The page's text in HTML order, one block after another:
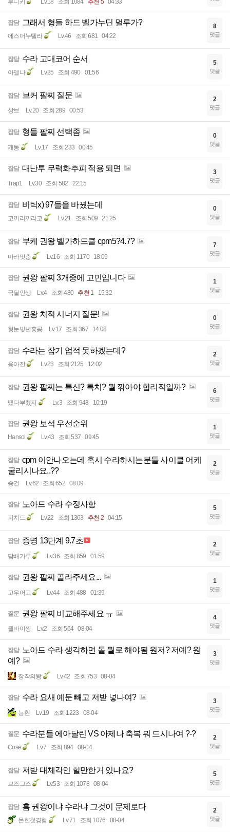
잡담 그래서 형들 하드 벨가누딘 멀루가?
에스더누텔라 Lv.46 조회 681 04:22
8
댓글
잡담 수라 고대코어 순서
아델나 Lv.25 조회 490 01:56
5
댓글
잡담 브커 팔찌 질문
상브 Lv.20 조회 289 00:53
2
댓글
잡담 형들 팔찌 선택좀
캐동 Lv.17 조회 233 00:45
0
댓글
잡담 대난투 무력화추피 적용 되면
Trap1 Lv.30 조회 582 22:15
3
댓글
잡담 비틱x) 97들을 바꿨는데
코끼리끼리코 Lv.21 조회 509 21:25
0
댓글
잡담 부케 권왕 벨가하드클 cpm5?4.7?
마라맛충 Lv.16 조회 1170 18:09
7
댓글
잡담 권왕 팔찌 3개중에 고민입니다
극딜인생 Lv.4 조회 480 추천 1 15:32
1
댓글
잡담 권왕 치적 시너지 질문!
형눈빛넌홍콩 Lv.17 조회 367 14:08
0
댓글
잡담 수라는 잡기 업적 못하겠는데?
응아잔 Lv.23 조회 2125 12:02
2
댓글
잡담 권왕 팔찌는 특신? 특치? 뭘 깎아야 합리적일까?
땠다부쳤지 Lv.3 조회 948 10:19
6
댓글
잡담 권왕 보석 우선순위
Hansol Lv.43 조회 537 09:45
1
댓글
잡담 cpm 이안나오는데 혹시 수라하시는분들 사이클 어케
굴리시나요..??
종건 Lv.62 조회 652 08:09
2
댓글
잡담 노아드 수라 수정사항
피치드 Lv.22 조회 1363 추천 2 04:15
5
댓글
잡담 증명 13단계 9.7초
담배가루 Lv.36 조회 859 01:59
2
댓글
잡담 권왕 팔찌 골라주세요...
고우어고 Lv.44 조회 488 01:39
1
댓글
질문 권왕 팔찌 비교해주세요 ㅠ
뭘바이씽 Lv.2 조회 564 08-04
4
댓글
잡담 노아드 수라 생각하면 돌 뭘로 해야됨 원저? 저예? 원
예?
장작의왕 Lv.42 조회 753 08-04
3
댓글
잡담 수라 요새 예둔 빼고 저받 넣나여?
뇽현 Lv.19 조회 1223 08-04
3
댓글
질문 수라분들 에아달린 VS 아제나 축복 뭐 드시나여 ?-?
Cose Lv.7 조회 894 08-04
2
댓글
잡담 저받 대체각인 할만한거 있나요?
브즈그스 Lv.53 조회 1078 08-04
5
댓글
잡담 흠 권왕이냐 수라냐 그것이 문제로다
몬헌첫경험 Lv.71 조회 1076 08-04
2
댓글